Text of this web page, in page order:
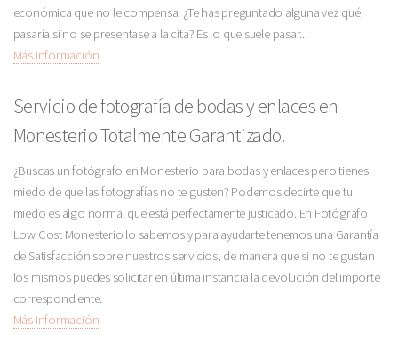
económica que no le compensa. ¿Te has preguntado alguna vez qué
pasaría si no se presentase a la cita? Es lo que suele pasar...
Más Información
Servicio de fotografía de bodas y enlaces en
Monesterio Totalmente Garantizado.
¿Buscas un fotógrafo en Monesterio para bodas y enlaces pero tienes
miedo de que las fotografías no te gusten? Podemos decirte que tu
miedo es algo normal que está perfectamente justicado. En Fotógrafo
Low Cost Monesterio lo sabemos y para ayudarte tenemos una Garantía
de Satisfacción sobre nuestros servicios, de manera que si no te gustan
los mismos puedes solicitar en última instancia la devolución del importe
correspondiente.
Más Información